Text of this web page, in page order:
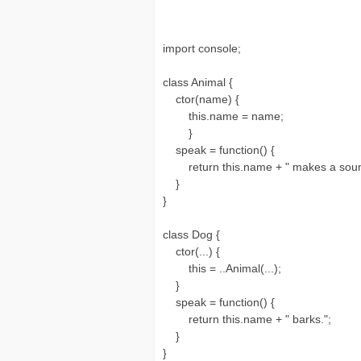
import console;
class Animal {
ctor(name) {
this.name = name;
}
speak = function() {
return this.name + " makes a
}
}
class Dog {
ctor(...) {
this = ..Animal(...);
}
speak = function() {
return this.name + " barks.";
}
}